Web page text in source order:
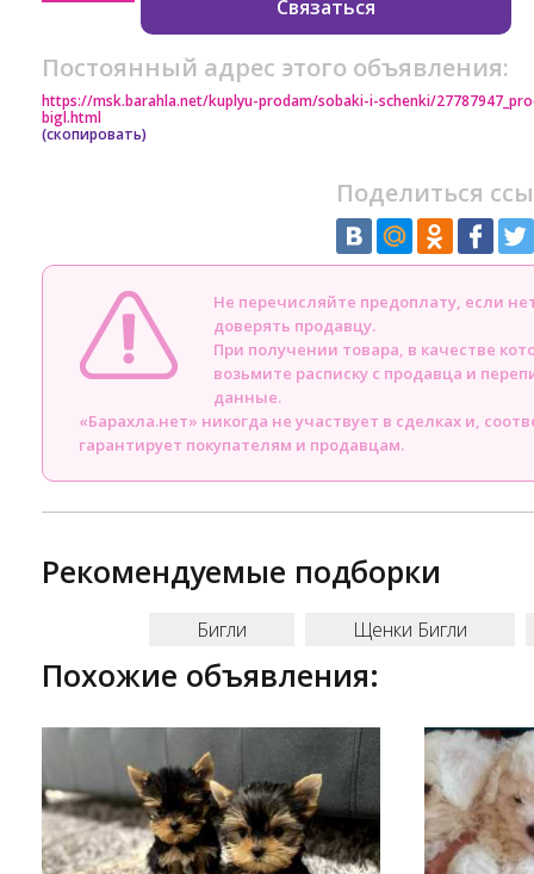
Связаться
Постоянный адрес этого объявления:
https://msk.barahla.net/kuplyu-prodam/sobaki-i-schenki/
bigl.html
(скопировать)
Поделиться
Не перечисляйте предоплату, если
доверять продавцу.
При получении товара, в качестве
возьмите расписку с продавца и
данные.
«Барахла.нет» никогда не участвует в сделках и,
гарантирует покупателям и продавцам.
Рекомендуемые подборки
Бигли Щенки Бигли
Похожие объявления: